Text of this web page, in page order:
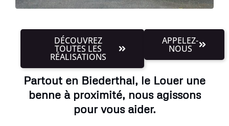
DÉCOUVREZ
TOUTES LES
RÉALISATIONS
APPELEZ-
NOUS
Partout en Biederthal, le Louer une
benne à proximité, nous agissons
pour vous aider.